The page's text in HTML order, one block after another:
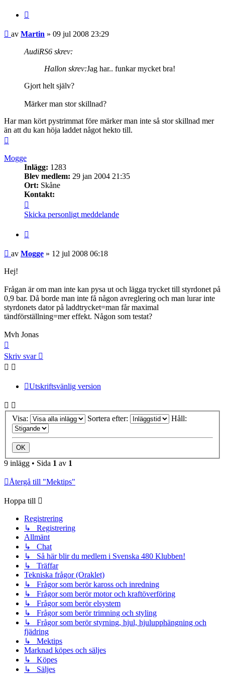
Inlägg
av Martin » 09 jul 2008 23:29
AudiRS6 skrev:
Hallon skrev:Jag har.. funkar mycket bra!
Gjort helt själv?
Märker man stor skillnad?
Har man kört pystrimmat före märker man inte så stor skillnad mer
än att du kan höja laddet något hekto till.
Mogge
Inlägg: 1283
Blev medlem: 29 jan 2004 21:35
Ort: Skåne
Kontakt:
Mogge
Skicka personligt meddelande
Inlägg
av Mogge » 12 jul 2008 06:18
Hej!
Frågan är om man inte kan pysa ut och lägga trycket till styrdonet på
0,9 bar. Då borde man inte få någon avreglering och man lurar inte
styrdonets dator på laddtrycket=man får maximal
tändförställning=mer effekt. Någon som testat?
Mvh Jonas
Skriv svar
Utskriftsvänlig version
Visa: Sortera efter: Håll:
9 inlägg • Sida 1 av 1
Återgå till "Mektips"
Hoppa till
Registrering
↳ Registrering
Allmänt
↳ Chat
↳ Så här blir du medlem i Svenska 480 Klubben!
↳ Träffar
Tekniska frågor (Oraklet)
↳ Frågor som berör kaross och inredning
↳ Frågor som berör motor och kraftöverföring
↳ Frågor som berör elsystem
↳ Frågor som berör trimning och styling
↳ Frågor som berör styrning, hjul, hjulupphängning och
fjädring
↳ Mektips
Marknad köpes och säljes
↳ Köpes
↳ Säljes